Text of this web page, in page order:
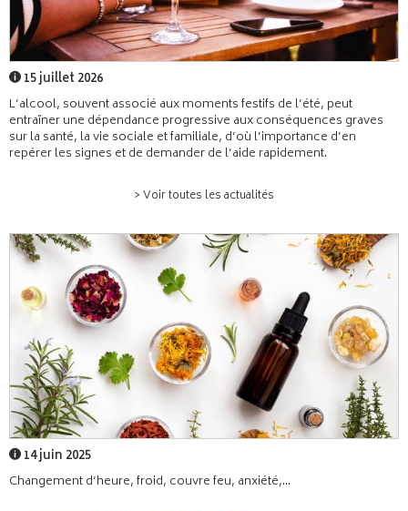
15 juillet 2026
L’alcool, souvent associé aux moments festifs de l’été, peut
entraîner une dépendance progressive aux conséquences graves
sur la santé, la vie sociale et familiale, d’où l’importance d’en
repérer les signes et de demander de l’aide rapidement.
> Voir toutes les actualités
14 juin 2025
Changement d’heure, froid, couvre feu, anxiété,...